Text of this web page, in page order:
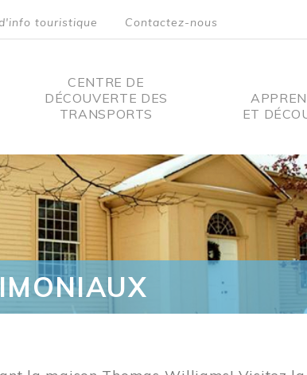
touristique Contactez-nous
CENTRE DE
DÉCOUVERTE DES
TRANSPORTS
ET